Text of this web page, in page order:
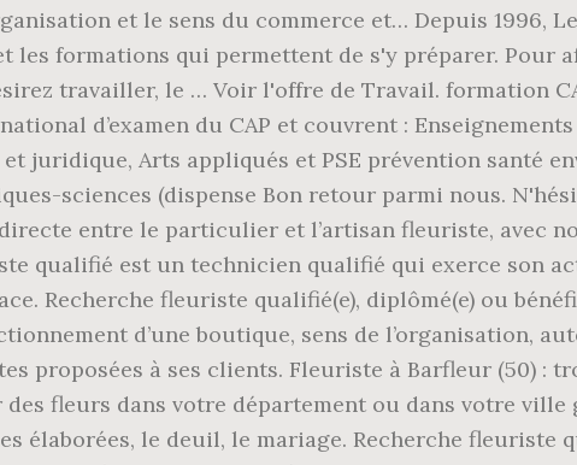
et le sens du commerce et… Depuis 1996,
formations qui permettent de s'y préparer. Pour
travailler, le … Voir l'offre de Travail. formation
d’examen du CAP et couvrent :
juridique, Arts appliqués et PSE prévention santé
sciences (dispense Bon retour parmi nous.
entre le particulier et l’artisan fleuriste, avec
qualifié est un technicien qualifié qui exerce son
Recherche fleuriste qualifié(e), diplômé(e) ou
d’une boutique, sens de l’organisation,
proposées à ses clients. Fleuriste à Barfleur (50) :
fleurs dans votre département ou dans votre ville
élaborées, le deuil, le mariage. Recherche fleuriste